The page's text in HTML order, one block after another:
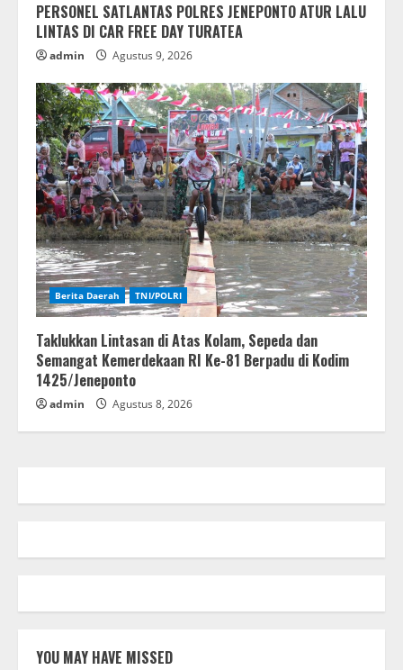
PERSONEL SATLANTAS POLRES JENEPONTO ATUR LALU
LINTAS DI CAR FREE DAY TURATEA
admin Agustus 9, 2026
Berita Daerah TNI/POLRI
Taklukkan Lintasan di Atas Kolam, Sepeda dan
Semangat Kemerdekaan RI Ke-81 Berpadu di Kodim
1425/Jeneponto
admin Agustus 8, 2026
YOU MAY HAVE MISSED